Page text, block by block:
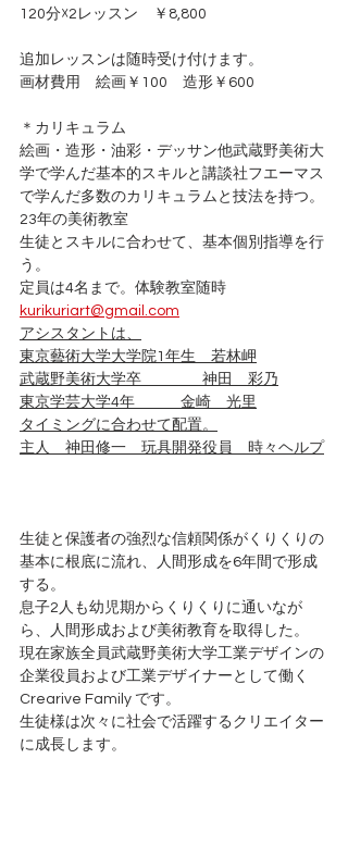
120分☓2レッスン　￥8,800
追加レッスンは随時受け付けます。
画材費用　絵画￥100　造形￥600
＊カリキュラム
絵画・造形・油彩・デッサン他武蔵野美術大
学で学んだ基本的スキルと講談社フエーマス
で学んだ多数のカリキュラムと技法を持つ。
23年の美術教室
生徒とスキルに合わせて、基本個別指導を行
う。
定員は4名まで。体験教室随時
kurikuriart@gmail.com
アシスタントは、
東京藝術大学大学院1年生　若林岬
武蔵野美術大学卒　　　　神田　彩乃
東京学芸大学4年　　　金崎　光里
タイミングに合わせて配置。
主人　神田修一　玩具開発役員　時々ヘルプ
生徒と保護者の強烈な信頼関係がくりくりの
基本に根底に流れ、人間形成を6年間で形成
する。
息子2人も幼児期からくりくりに通いなが
ら、人間形成および美術教育を取得した。
現在家族全員武蔵野美術大学工業デザインの
企業役員および工業デザイナーとして働く
Crearive Family です。
生徒様は次々に社会で活躍するクリエイター
に成長します。